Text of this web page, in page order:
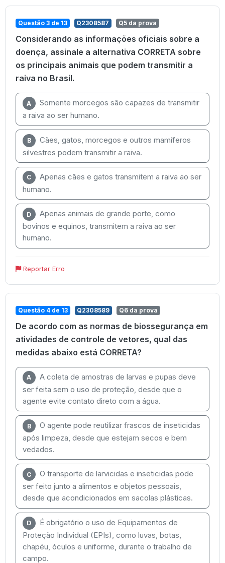
Questão 3 de 13 Q2308587 Q5 da prova
Considerando as informações oficiais sobre a
doença, assinale a alternativa CORRETA sobre
os principais animais que podem transmitir a
raiva no Brasil.
A
Somente morcegos são capazes de transmitir
a raiva ao ser humano.
B
Cães, gatos, morcegos e outros mamíferos
silvestres podem transmitir a raiva.
C
Apenas cães e gatos transmitem a raiva ao ser
humano.
D
Apenas animais de grande porte, como
bovinos e equinos, transmitem a raiva ao ser
humano.
Reportar Erro
Questão 4 de 13 Q2308589 Q6 da prova
De acordo com as normas de biossegurança em
atividades de controle de vetores, qual das
medidas abaixo está CORRETA?
A
A coleta de amostras de larvas e pupas deve
ser feita sem o uso de proteção, desde que o
agente evite contato direto com a água.
B
O agente pode reutilizar frascos de inseticidas
após limpeza, desde que estejam secos e bem
vedados.
C
O transporte de larvicidas e inseticidas pode
ser feito junto a alimentos e objetos pessoais,
desde que acondicionados em sacolas plásticas.
D
É obrigatório o uso de Equipamentos de
Proteção Individual (EPIs), como luvas, botas,
chapéu, óculos e uniforme, durante o trabalho de
campo.